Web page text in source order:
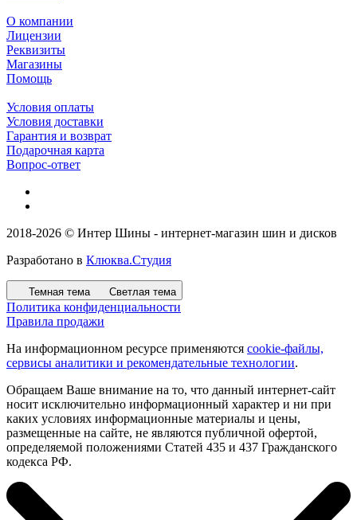
О компании
Лицензии
Реквизиты
Магазины
Помощь
Условия оплаты
Условия доставки
Гарантия и возврат
Подарочная карта
Вопрос-ответ
2018-2026 © Интер Шины - интернет-магазин шин и дисков
Разработано в Клюква.Студия
Темная тема Светлая тема
Политика конфиденциальности
Правила продажи
На информационном ресурсе применяются cookie-файлы,
сервисы аналитики и рекомендательные технологии.
Обращаем Ваше внимание на то, что данный интернет-сайт
носит исключительно информационный характер и ни при
каких условиях информационные материалы и цены,
размещенные на сайте, не являются публичной офертой,
определяемой положениями Статей 435 и 437 Гражданского
кодекса РФ.